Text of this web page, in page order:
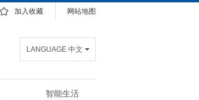
网站地图
加入收藏
LANGUAGE 中文
智能生活